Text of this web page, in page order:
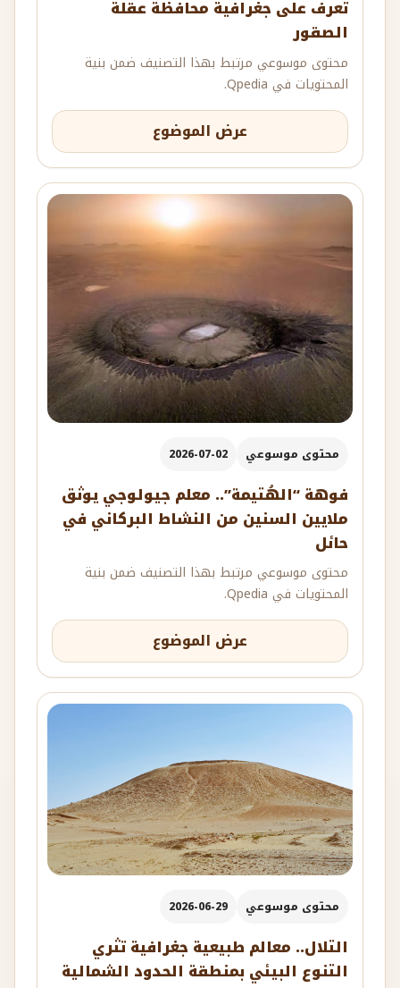
تعرف على جغرافية محافظة عقلة
الصقور
محتوى موسوعي مرتبط بهذا التصنيف ضمن بنية
المحتويات في Qpedia.
عرض الموضوع
محتوى موسوعي 2026-07-02
فوهة “الهُتيمة”.. معلم جيولوجي يوثق
ملايين السنين من النشاط البركاني في
حائل
محتوى موسوعي مرتبط بهذا التصنيف ضمن بنية
المحتويات في Qpedia.
عرض الموضوع
محتوى موسوعي 2026-06-29
التلال.. معالم طبيعية جغرافية تثري
التنوع البيئي بمنطقة الحدود الشمالية